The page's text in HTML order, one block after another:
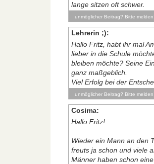
lange sitzen oft schwer.
unmöglicher Beitrag? Bitte melden!
Lehrerin ;):
Hallo Fritz, habt ihr mal
lieber in die Schule
bleiben möchte? Seine
ganz maßgeblich.
Viel Erfolg bei der
unmöglicher Beitrag? Bitte melden!
Cosima:
Hallo Fritz!
Wieder ein Mann an den
freuts ja schon und viele
Männer haben schon